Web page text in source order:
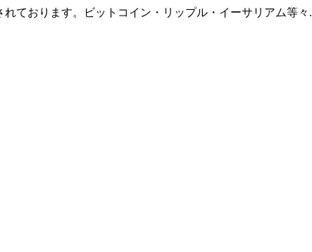
ております。ビットコイン・リップル・イーサリアム等